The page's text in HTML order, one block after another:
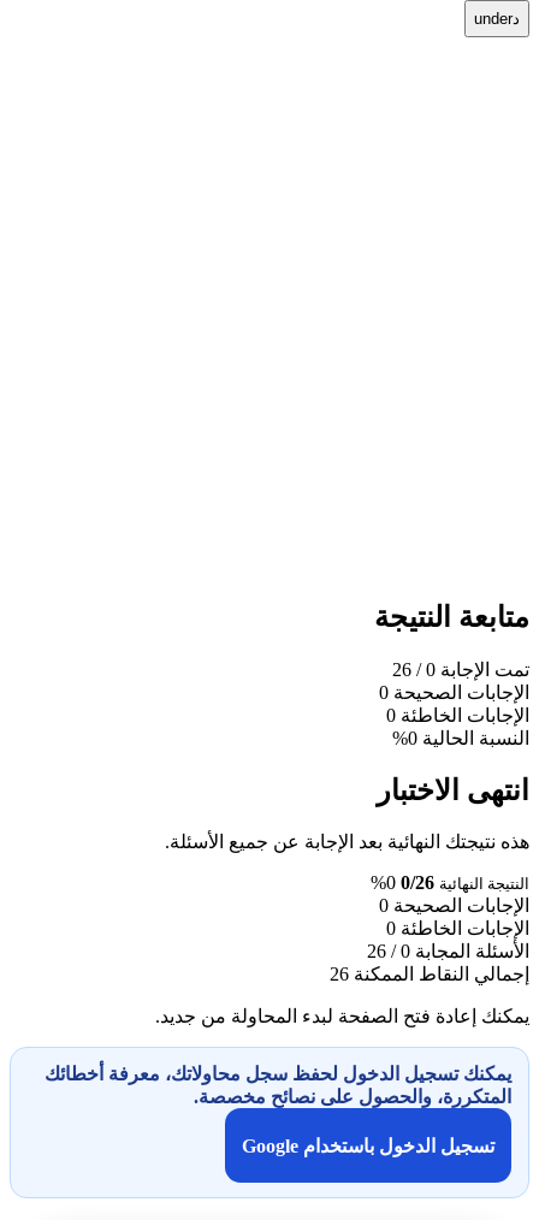
under
متابعة النتيجة
تمت الإجابة 0
/ 26
الإجابات الصحيحة 0
الإجابات الخاطئة 0
النسبة الحالية 0%
انتهى الاختبار
هذه نتيجتك النهائية بعد الإجابة عن جميع الأسئلة.
النتيجة النهائية 0/26
0%
الإجابات الصحيحة 0
الإجابات الخاطئة 0
الأسئلة المجابة 0 / 26
إجمالي النقاط الممكنة 26
يمكنك إعادة فتح الصفحة لبدء المحاولة من جديد.
يمكنك تسجيل الدخول لحفظ سجل محاولاتك، معرفة أخطائك
المتكررة، والحصول على نصائح مخصصة.
تسجيل الدخول باستخدام Google